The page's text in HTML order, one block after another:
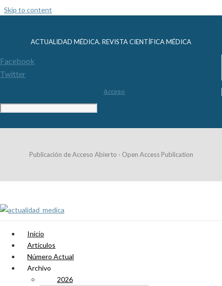
Skip to content
ACTUALIDAD MÉDICA. REVISTA CIENTÍFICA MÉDICA
Facebook
Twitter
Acceso
Publicación de Acceso Abierto · Open Access Publication
Inicio
Artículos
Número Actual
Archivo
2026